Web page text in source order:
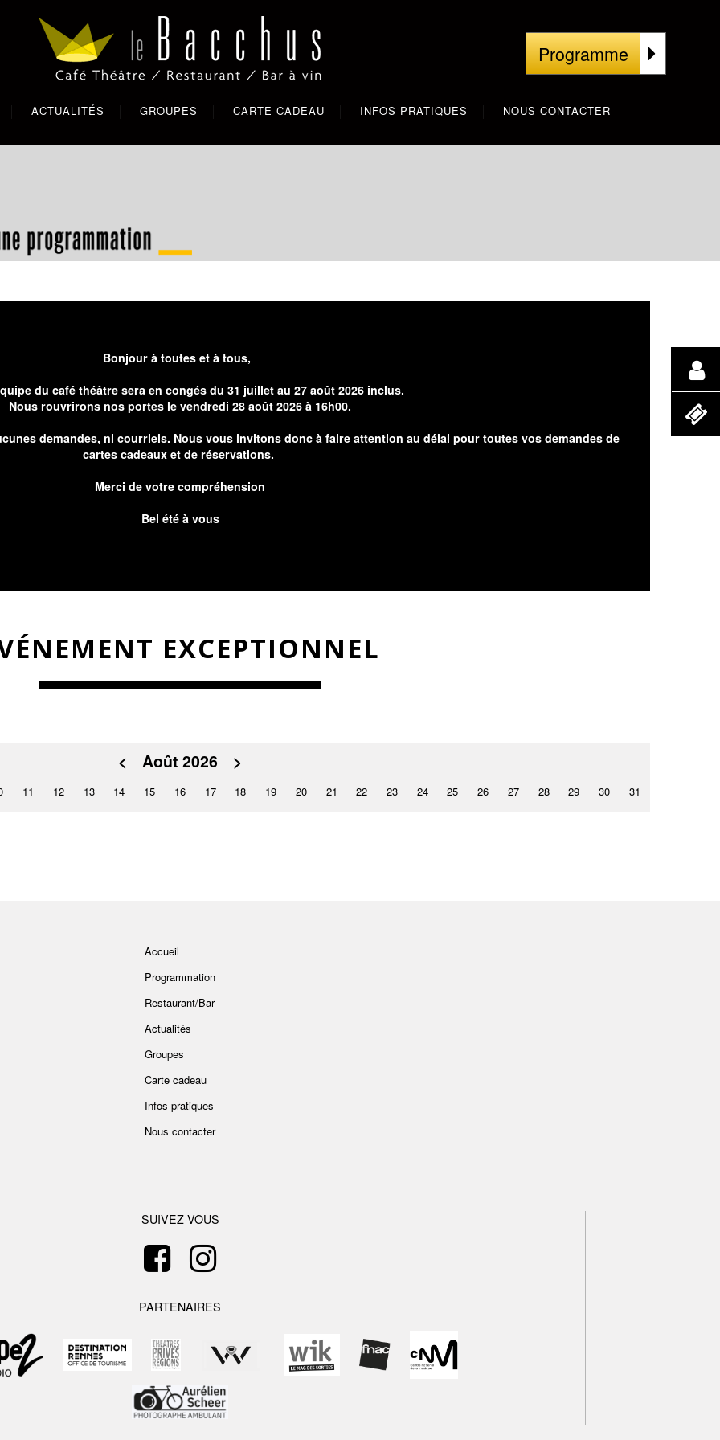
ACTUALITÉS GROUPES CARTE CADEAU INFOS PRATIQUES NOUS CONTACTER
Programme
Bonjour à toutes et à tous,
du café théâtre sera en congés du 31 juillet au 27 août 2026 inclus.
Nous rouvrirons nos portes le vendredi 28 août 2026 à 16h00.
demandes, ni courriels. Nous vous invitons donc à faire attention au délai pour toutes vos demandes de
cartes cadeaux et de réservations.
Merci de votre compréhension
Bel été à vous
EXCEPTIONNEL
< Août 2026 >
11 12 13 14 15 16 17 18 19 20 21 22 23 24 25 26 27 28 29 30 31
Accueil
Programmation
Restaurant/Bar
Actualités
Groupes
Carte cadeau
Infos pratiques
Nous contacter
SUIVEZ-VOUS
PARTENAIRES